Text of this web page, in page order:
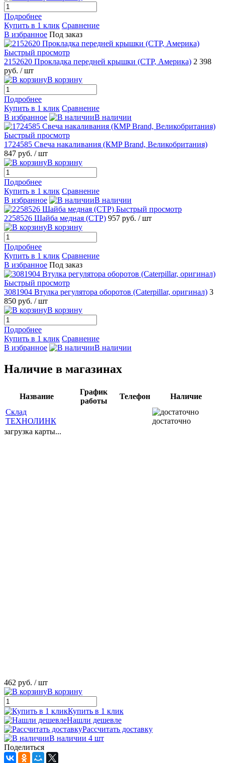
Подробнее
Купить в 1 клик Сравнение
В избранное Под заказ
Быстрый просмотр
2152620 Прокладка передней крышки (CTP, Америка) 2 398
руб. / шт
В корзину
Подробнее
Купить в 1 клик Сравнение
В избранное
В наличии
Быстрый просмотр
1724585 Свеча накаливания (КMP Brand, Великобритания)
847 руб. / шт
В корзину
Подробнее
Купить в 1 клик Сравнение
В избранное
В наличии
Быстрый просмотр
2258526 Шайба медная (CTP) 957 руб. / шт
В корзину
Подробнее
Купить в 1 клик Сравнение
В избранное Под заказ
Быстрый просмотр
3081904 Втулка регулятора оборотов (Caterpillar, оригинал) 3
850 руб. / шт
В корзину
Подробнее
Купить в 1 клик Сравнение
В избранное
В наличии
Наличие в магазинах
Название
График
работы
Телефон
Наличие
Склад
ТЕХНОЛИНК
достаточно
загрузка карты...
462 руб. / шт
В корзину
Купить в 1 клик
Нашли дешевле
Рассчитать доставку
В наличии 4 шт
Поделиться